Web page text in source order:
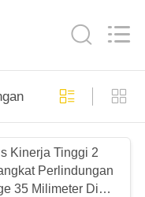
Surge
Surge
Kinerja Tinggi 2
Perlindungan
35 Milimeter Din